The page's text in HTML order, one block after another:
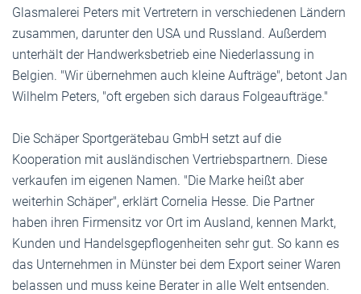
Glasmalerei Peters mit Vertretern in verschiedenen Ländern
zusammen, darunter den USA und Russland. Außerdem
unterhält der Handwerksbetrieb eine Niederlassung in
Belgien. "Wir übernehmen auch kleine Aufträge", betont Jan
Wilhelm Peters, "oft ergeben sich daraus Folgeaufträge."
Die Schäper Sportgerätebau GmbH setzt auf die
Kooperation mit ausländischen Vertriebspartnern. Diese
verkaufen im eigenen Namen. "Die Marke heißt aber
weiterhin Schäper", erklärt Cornelia Hesse. Die Partner
haben ihren Firmensitz vor Ort im Ausland, kennen Markt,
Kunden und Handelsgepflogenheiten sehr gut. So kann es
das Unternehmen in Münster bei dem Export seiner Waren
belassen und muss keine Berater in alle Welt entsenden.